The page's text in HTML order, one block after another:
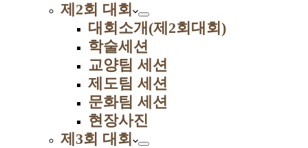
제2회 대회
대회소개(제2회대회)
학술세션
교양팀 세션
제도팀 세션
문화팀 세션
현장사진
제3회 대회